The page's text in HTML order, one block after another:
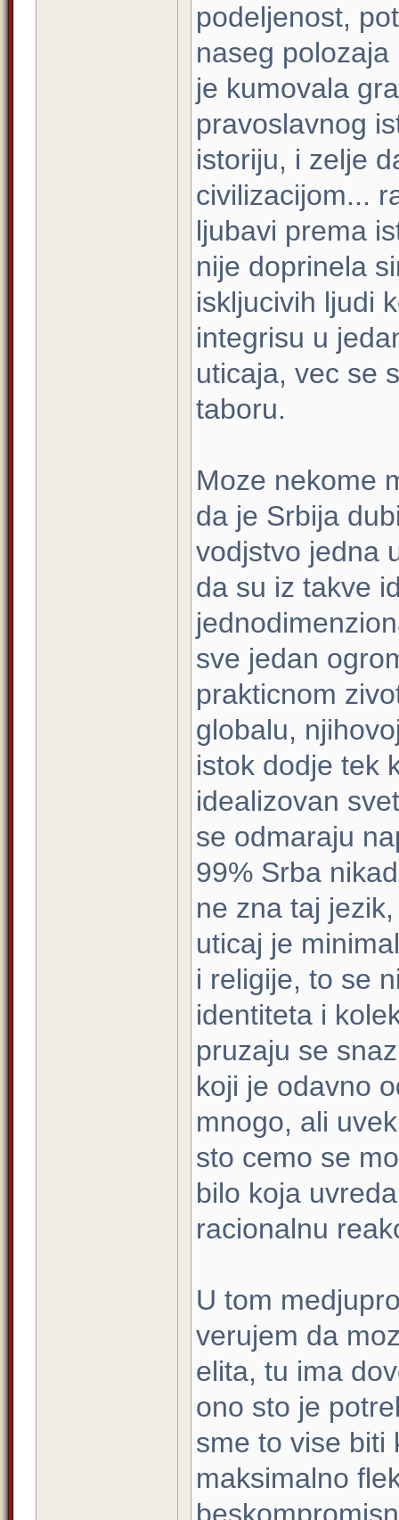
podeljenost,
naseg
je kumovala
pravoslavnog
istoriju, i zelje
civilizacijom...
ljubavi prema
nije doprinela
iskljucivih ljudi
integrisu u
uticaja, vec se
taboru.
Moze nekome
da je Srbija
vodjstvo jedna
da su iz takve
sve jedan
prakticnom
globalu,
istok dodje tek
idealizovan
se odmaraju
99% Srba
ne zna taj
uticaj je
i religije, to se
identiteta i
pruzaju se
koji je odavno
mnogo, ali
sto cemo se
bilo koja
racionalnu
U tom
verujem da
elita, tu ima
ono sto je
sme to vise biti
maksimalno